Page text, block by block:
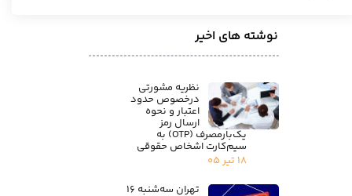
نوشته های اخیر
نظریه مشورتی
درخصوص حدود
اعتبار و نحوه
ارسال رمز
یک‌بارمصرف (OTP) به
سیم‌کارت اشخاص حقوقی
۱۸ تیر ۰۵
تهران سه‌شنبه ۱۶